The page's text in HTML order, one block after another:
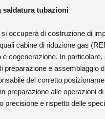
saldatura tubazioni
occuperà di costruzione di
cabine di riduzione gas
e cogenerazione. In
preparazione e assemblaggio
del corretto
preparazione alle operazioni
precisione e rispetto delle